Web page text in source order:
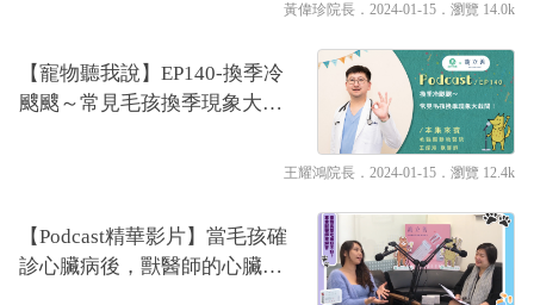
黃偉珍院長 ．2024-01-15． 瀏覽 14.0k
【寵物聽我說】EP140-換季冷
颼颼～常見毛孩換季現象大哉
王耀鴻院長 ．2024-01-15． 瀏覽 12.4k
【Podcast精華影片】當毛孩確
診心臟病後，獸醫師的心臟病